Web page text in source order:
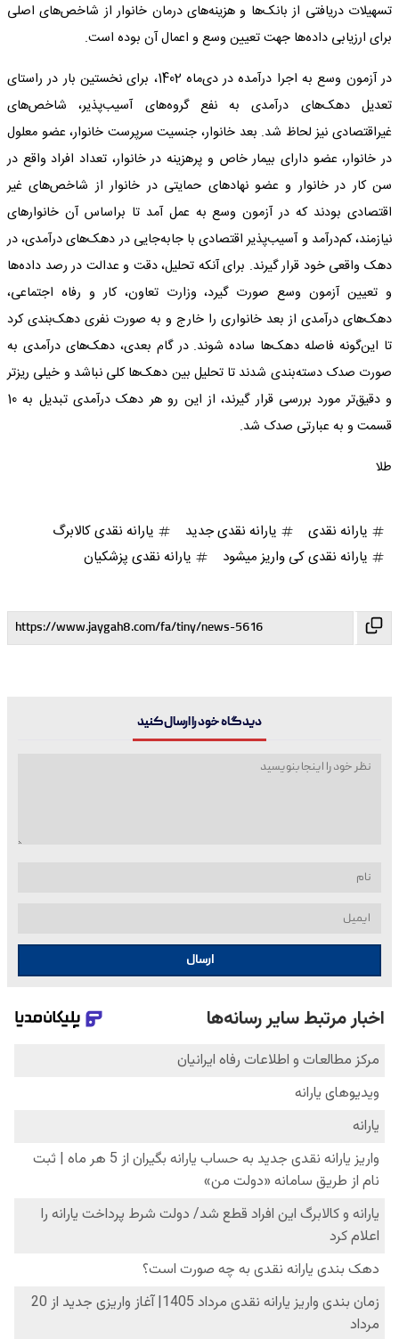
تسهیلات دریافتی از بانک‌ها و هزینه‌های درمان خانوار از شاخص‌های اصلی
برای ارزیابی داده‌ها جهت تعیین وسع و اعمال آن بوده است.
در آزمون وسع به اجرا درآمده در دی‌ماه 1402، برای نخستین بار در راستای
تعدیل دهک‌های درآمدی به نفع گروه‌های آسیب‌پذیر، شاخص‌های
غیراقتصادی نیز لحاظ شد. بعد خانوار، جنسیت سرپرست خانوار، عضو معلول
در خانوار، عضو دارای بیمار خاص و پرهزینه در خانوار، تعداد افراد واقع در
سن کار در خانوار و عضو نهادهای حمایتی در خانوار از شاخص‌های غیر
اقتصادی بودند که در آزمون وسع به عمل آمد تا براساس آن خانوارهای
نیازمند، کم‌درآمد و آسیب‌پذیر اقتصادی با جابه‌جایی در دهک‌های درآمدی، در
دهک واقعی خود قرار گیرند. برای آنکه تحلیل، دقت و عدالت در رصد داده‌ها
و تعیین آزمون وسع صورت گیرد، وزارت تعاون، کار و رفاه اجتماعی،
دهک‌های درآمدی از بعد خانواری را خارج و به صورت نفری دهک‌بندی کرد
تا این‌گونه فاصله دهک‌ها ساده شوند. در گام بعدی، دهک‌های درآمدی به
صورت صدک دسته‌بندی شدند تا تحلیل بین دهک‌ها کلی نباشد و خیلی ریزتر
و دقیق‌تر مورد بررسی قرار گیرند، از این رو هر دهک درآمدی تبدیل به 10
قسمت و به عبارتی صدک شد.
طلا
یارانه نقدی یارانه نقدی جدید
یارانه نقدی کالابرگ
یارانه نقدی کی واریز میشود
یارانه نقدی پزشکیان
دیدگاه خود را ارسال کنید
ارسال